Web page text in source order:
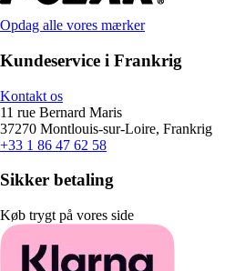
Opdag alle vores mærker
Kundeservice i Frankrig
Kontakt os
11 rue Bernard Maris
37270 Montlouis-sur-Loire, Frankrig
+33 1 86 47 62 58
Sikker betaling
Køb trygt på vores side